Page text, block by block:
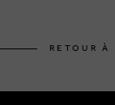
RETOUR